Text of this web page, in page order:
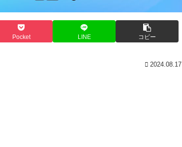
Pocket LINE コピー
2024.08.17